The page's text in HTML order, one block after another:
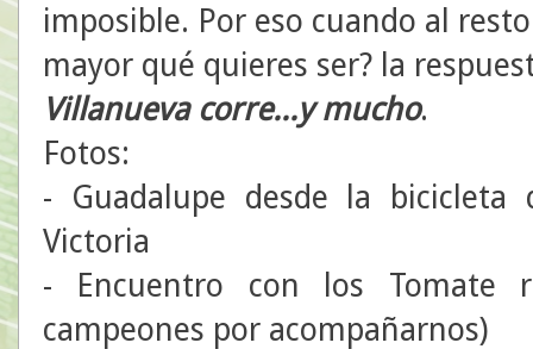
imposible. Por eso cuando al
mayor qué quieres ser? la
Villanueva corre...y mucho.
Fotos:
- Guadalupe desde la
Victoria
- Encuentro con los Tomate
campeones por acompañarnos)